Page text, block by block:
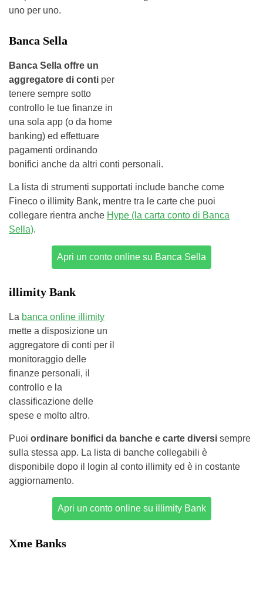
uno per uno.
Banca Sella
Banca Sella offre un
aggregatore di conti per
tenere sempre sotto
controllo le tue finanze in
una sola app (o da home
banking) ed effettuare
pagamenti ordinando
bonifici anche da altri conti personali.
La lista di strumenti supportati include banche come
Fineco o illimity Bank, mentre tra le carte che puoi
collegare rientra anche Hype (la carta conto di Banca
Sella).
Apri un conto online su Banca Sella
illimity Bank
La banca online illimity
mette a disposizione un
aggregatore di conti per il
monitoraggio delle
finanze personali, il
controllo e la
classificazione delle
spese e molto altro.
Puoi ordinare bonifici da banche e carte diversi sempre
sulla stessa app. La lista di banche collegabili è
disponibile dopo il login al conto illimity ed è in costante
aggiornamento.
Apri un conto online su illimity Bank
Xme Banks